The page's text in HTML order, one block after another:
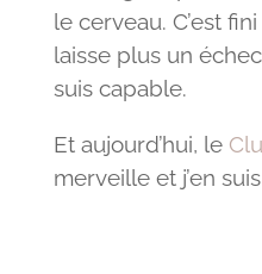
le cerveau. C’est
laisse plus un
suis capable.
Et aujourd’hui, le
merveille et j’en